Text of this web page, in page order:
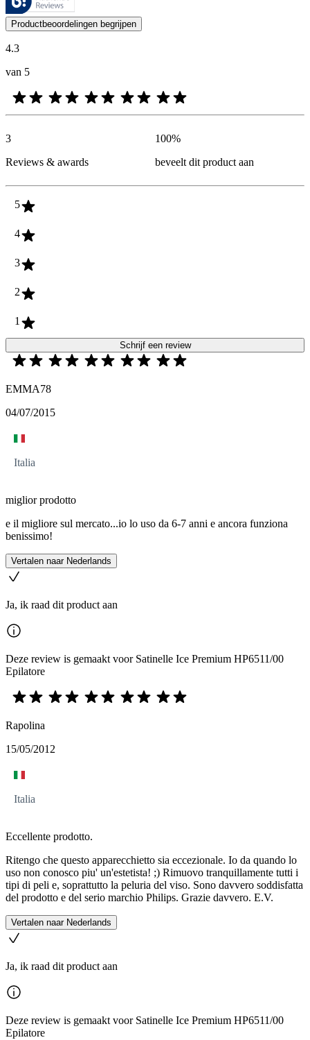
De mening van onze klanten is nuttig voor iedereen, of het nu een
Productbeoordelingen begrijpen
4.3
van 5
3
Reviews & awards
100%
beveelt dit product aan
5
4
3
2
1
Schrijf een review
EMMA78
04/07/2015
Italia
miglior prodotto
e il migliore sul mercato...io lo uso da 6-7 anni e ancora funziona
benissimo!
Vertalen naar Nederlands
Ja, ik raad dit product aan
Deze review is gemaakt voor Satinelle Ice Premium HP6511/00
Epilatore
Rapolina
15/05/2012
Italia
Eccellente prodotto.
Ritengo che questo apparecchietto sia eccezionale. Io da quando lo
uso non conosco piu' un'estetista! ;) Rimuovo tranquillamente tutti i
tipi di peli e, soprattutto la peluria del viso. Sono davvero soddisfatta
del prodotto e del serio marchio Philips. Grazie davvero. E.V.
Vertalen naar Nederlands
Ja, ik raad dit product aan
Deze review is gemaakt voor Satinelle Ice Premium HP6511/00
Epilatore